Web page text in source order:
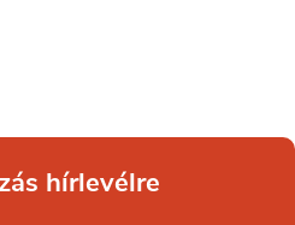
hírlevélre